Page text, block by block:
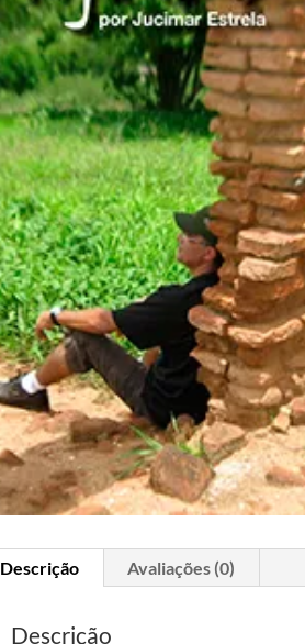
Descrição Avaliações (0)
Descrição